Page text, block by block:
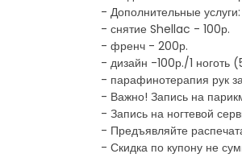
- Дополнительные
- снятие Shellac - 100р.
- френч - 200р.
- дизайн -100р./1 ноготь
- парафинотерапия рук
- Важно! Запись на
- Запись на ногтевой
- Предъявляйте
- Скидка по купону не